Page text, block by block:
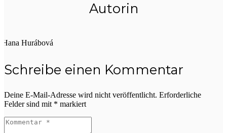
Autorin
Hana Hurábová
Schreibe einen Kommentar
Deine E-Mail-Adresse wird nicht veröffentlicht. Erforderliche
Felder sind mit * markiert